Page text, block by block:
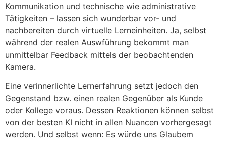
Kommunikation und technische wie administrative
Tätigkeiten – lassen sich wunderbar vor- und
nachbereiten durch virtuelle Lerneinheiten. Ja, selbst
während der realen Auswführung bekommt man
unmittelbar Feedback mittels der beobachtenden
Kamera.
Eine verinnerlichte Lernerfahrung setzt jedoch den
Gegenstand bzw. einen realen Gegenüber als Kunde
oder Kollege voraus. Dessen Reaktionen können selbst
von der besten KI nicht in allen Nuancen vorhergesagt
werden. Und selbst wenn: Es würde uns Glaubem